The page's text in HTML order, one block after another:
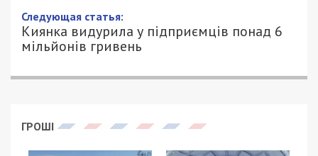
Следующая статья:
Киянка видурила у підприємців понад 6
мільйонів гривень
ГРОШІ